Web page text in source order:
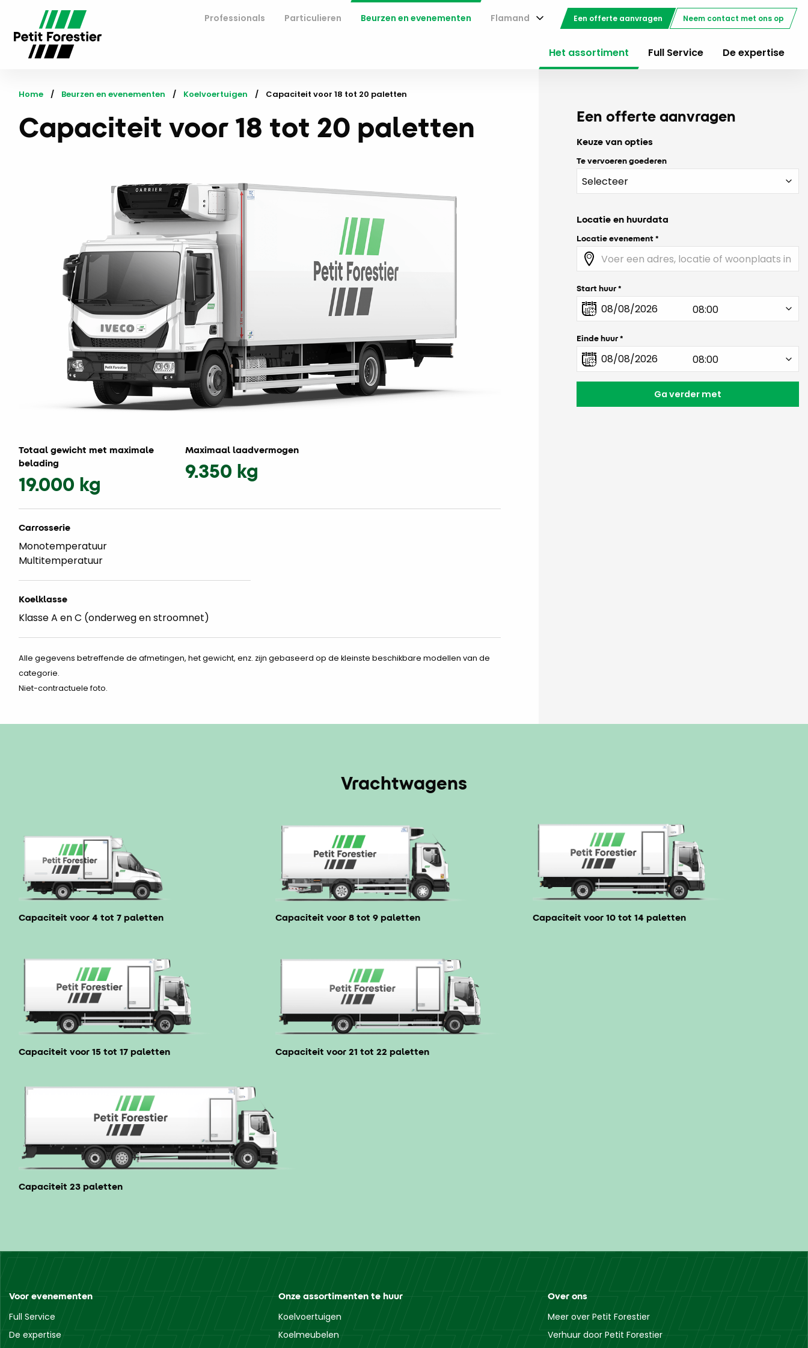
Professionals Particulieren Beurzen en evenementen Flamand Een offerte aanvragen Neem contact met ons op
Het assortiment Full Service De expertise
Home Beurzen en evenementen Koelvoertuigen Current:
Capaciteit voor 18 tot 20 paletten
Capaciteit voor 18 tot 20 paletten
Totaal gewicht met maximale
belading
19.000 kg
Maximaal laadvermogen
9.350 kg
Carrosserie
Monotemperatuur
Multitemperatuur
Koelklasse
Klasse A en C (onderweg en stroomnet)
Alle gegevens betreffende de afmetingen, het gewicht, enz. zijn gebaseerd op de kleinste beschikbare modellen van de
categorie.
Niet-contractuele foto.
Een offerte aanvragen
Keuze van opties
Te vervoeren goederen
Locatie en huurdata
Locatie evenement
Start huur
Einde huur
Vrachtwagens
Capaciteit voor 4 tot 7 paletten Capaciteit voor 8 tot 9 paletten Capaciteit voor 10 tot 14 paletten
Capaciteit voor 15 tot 17 paletten Capaciteit voor 21 tot 22 paletten
Capaciteit 23 paletten
Voor evenementen
Full Service
De expertise
Onze assortimenten te huur
Koelvoertuigen
Koelmeubelen
Over ons
Meer over Petit Forestier
Verhuur door Petit Forestier